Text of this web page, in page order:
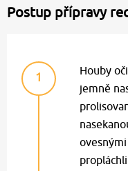
Postup přípravy
1
Houby
jemně